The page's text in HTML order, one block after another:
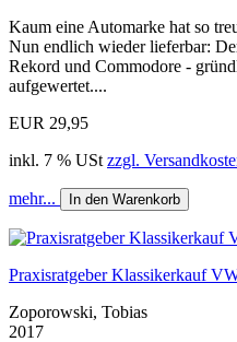
Kaum eine Automarke hat so
Nun endlich wieder lieferbar:
Rekord und Commodore -
aufgewertet....
EUR 29,95
inkl. 7 % USt zzgl.
mehr... In den Warenkorb
Praxisratgeber Klassikerkauf
Zoporowski, Tobias
2017